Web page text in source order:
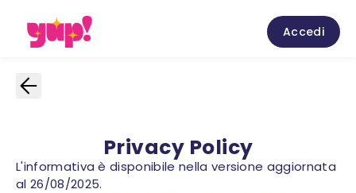
Accedi
Privacy Policy
L'informativa è disponibile nella versione aggiornata
al 26/08/2025.